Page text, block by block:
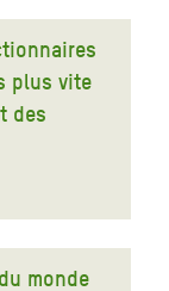
plus vite
des
monde